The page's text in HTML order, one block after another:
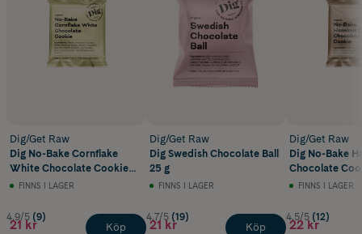
Dig/Get Raw
Dig No-Bake Cornflake
White Chocolate Cookie
30 gFINNS I LAGER
4.9/5 (9)
21 kr Köp
Dig/Get Raw
Dig Swedish Chocolate Ball
25 g
FINNS I LAGER
4.7/5 (19)
21 kr Köp
Dig/Get Raw
Dig No-Bake
Chocolate
FINNS I LAGER
4.5/5 (12)
22 kr